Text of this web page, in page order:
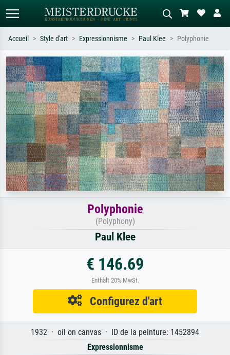
Recherche standard Recherche d'images IA
Recherchez par artiste, titre ou style –
ex. Monet, Nuit étoilée,
impressionnisme, vague de Hokusai,
nu.
Décrivez la scène – ex. prairie verte,
abstrait avec beaucoup de rouge,
tableau sombre, nu debout près d'un
arbre.
Accueil Style d'art Expressionnisme Paul Klee Polyphonie
Polyphonie
(Polyphony)
Paul Klee
€ 146.69
Enthält 20% MwSt.
Configurez d'art
1932 · oil on canvas · ID de la peinture: 1452894
Expressionnisme